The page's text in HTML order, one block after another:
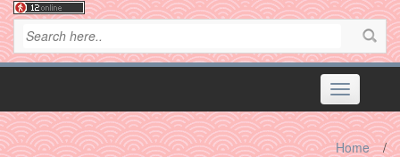
Toggle
navigation
Home /